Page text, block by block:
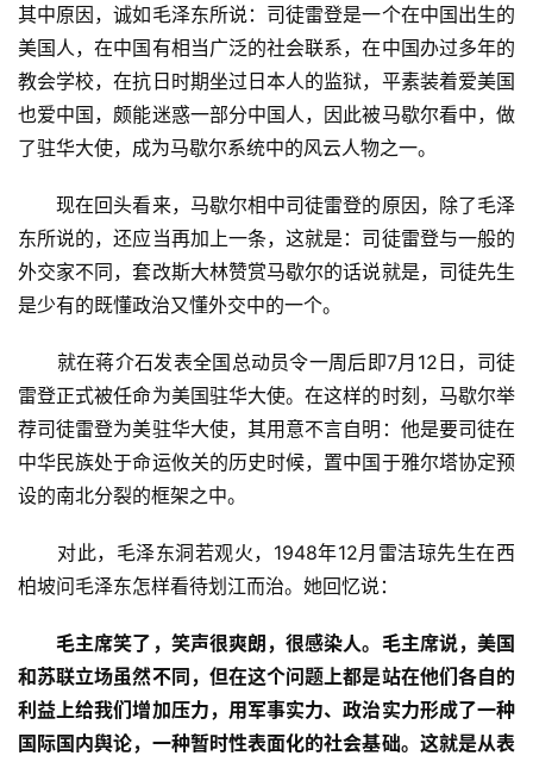
其中原因，诚如毛泽东所说：司徒雷登是一个在中国出生的
美国人，在中国有相当广泛的社会联系，在中国办过多年的
教会学校，在抗日时期坐过日本人的监狱，平素装着爱美国
也爱中国，颇能迷惑一部分中国人，因此被马歇尔看中，做
了驻华大使，成为马歇尔系统中的风云人物之一。
现在回头看来，马歇尔相中司徒雷登的原因，除了毛泽
东所说的，还应当再加上一条，这就是：司徒雷登与一般的
外交家不同，套改斯大林赞赏马歇尔的话说就是，司徒先生
是少有的既懂政治又懂外交中的一个。
就在蒋介石发表全国总动员令一周后即7月12日，司徒
雷登正式被任命为美国驻华大使。在这样的时刻，马歇尔举
荐司徒雷登为美驻华大使，其用意不言自明：他是要司徒在
中华民族处于命运攸关的历史时候，置中国于雅尔塔协定预
设的南北分裂的框架之中。
对此，毛泽东洞若观火，1948年12月雷洁琼先生在西
柏坡问毛泽东怎样看待划江而治。她回忆说：
毛主席笑了，笑声很爽朗，很感染人。毛主席说，美国
和苏联立场虽然不同，但在这个问题上都是站在他们各自的
利益上给我们增加压力，用军事实力、政治实力形成了一种
国际国内舆论，一种暂时性表面化的社会基础。这就是从表